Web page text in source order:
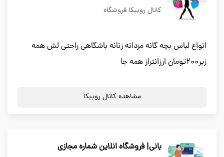
کانال روبیکا فروشگاه
انواع لباس بچه گانه مردانه زنانه باشگاهی راحتی لش همه
زیر200تومان ارزانتراز همه جا
مشاهده کانال روبیکا
بانی| فروشگاه انلاین شماره مجازی